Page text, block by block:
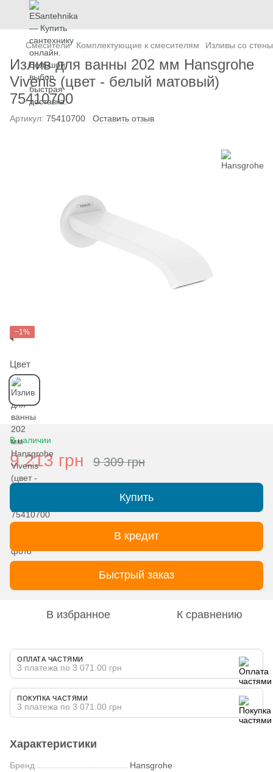
Смесители Комплектующие к смесителям Изливы cо стены
Излив для ванны 202 мм Hansgrohe
Vivenis (цвет - белый матовый)
75410700
Артикул: 75410700 Оставить отзыв
−1%
Цвет
В наличии
9 213 грн 9 309 грн
Купить
В кредит
Быстрый заказ
В избранное К сравнению
ОПЛАТА ЧАСТЯМИ
3 платежа по 3 071.00 грн
ПОКУПКА ЧАСТЯМИ
3 платежа по 3 071.00 грн
Характеристики
Бренд Hansgrohe